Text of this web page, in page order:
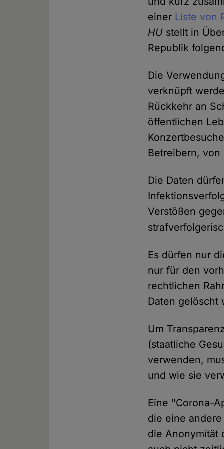
einer Liste von
HU stellt in
Republik
Die
verknüpft
Rückkehr an
öffentlichen
Betreibern,
Die Daten
Verstößen
Es dürfen nur
nur für den
rechtlichen
Daten gelöscht
Um
(staatliche
verwenden,
und wie sie
Eine "Corona-
die eine
die Anonymität